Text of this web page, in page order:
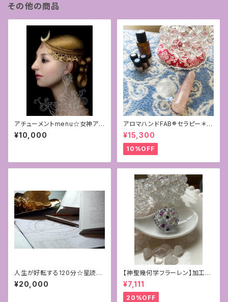
その他の商品
アチューメントmenu☆女神アル
テミスレイ伝授[pdfファイルマ
ニュアル+認定証付き]
¥10,000
アロマハンドFAB®︎セラピー＊お
得なフルセッション
¥15,300
10%OFF
人生が好転する120分☆星読み
カウンセリング☆
¥20,000
【神聖幾何学フラーレン】加工サ
ービス付き☆4mmフローライト
＊ペンダントトップ
¥7,111
20%OFF